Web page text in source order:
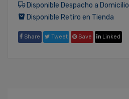
Disponible Despacho a Domicilio
Disponible Retiro en Tienda
Share Tweet Save Linked